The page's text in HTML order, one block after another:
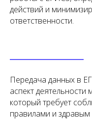
действий и
ответственности.
Передача данных в
аспект деятельности
который требует
правилами и